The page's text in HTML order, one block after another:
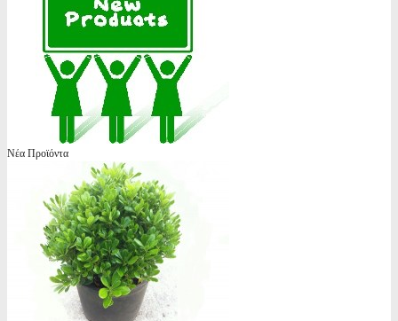
Νέα Προϊόντα